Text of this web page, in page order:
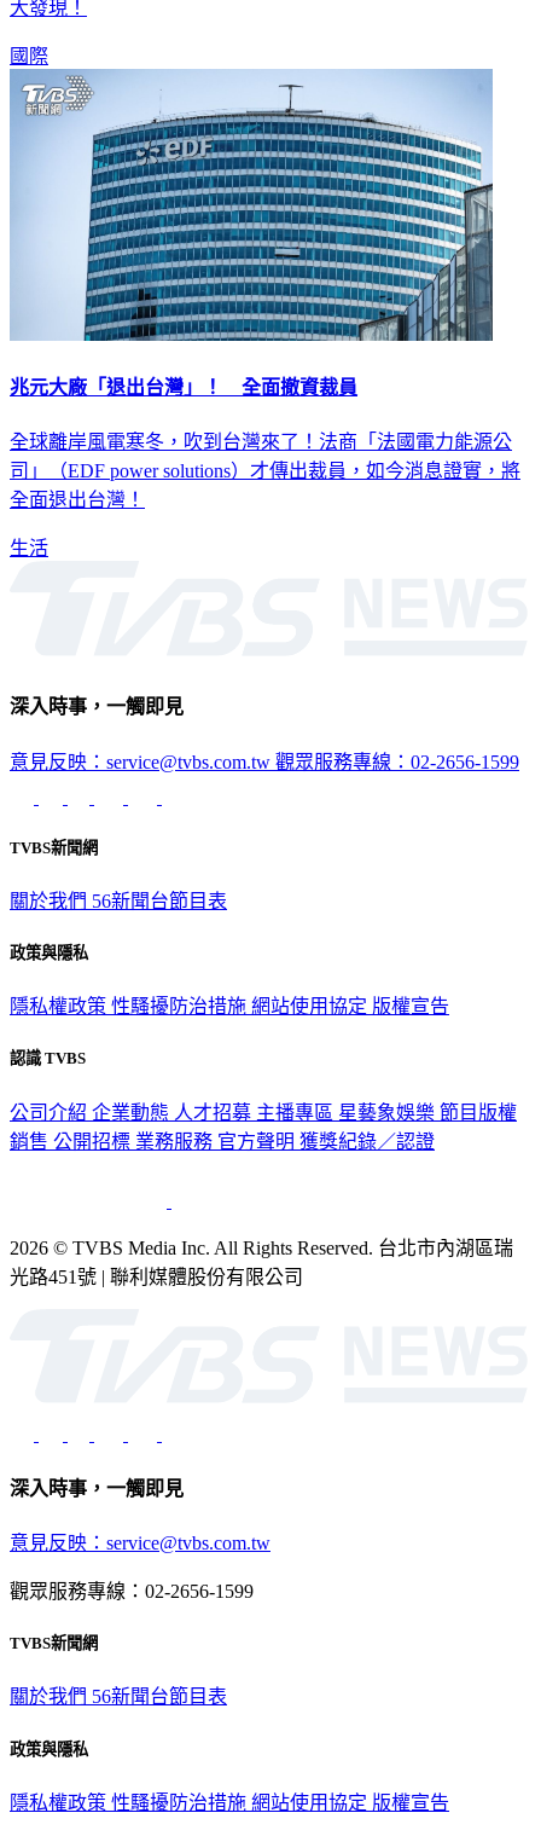
大發現！
國際
兆元大廠「退出台灣」！ 全面撤資裁員
全球離岸風電寒冬，吹到台灣來了！法商「法國電力能源公
司」（EDF power solutions）才傳出裁員，如今消息證實，將
全面退出台灣！
生活
深入時事，一觸即見
意見反映：service@tvbs.com.tw 觀眾服務專線：02-2656-1599
TVBS新聞網
關於我們 56新聞台節目表
政策與隱私
隱私權政策 性騷擾防治措施 網站使用協定 版權宣告
認識 TVBS
公司介紹 企業動態 人才招募 主播專區 星藝象娛樂 節目版權
銷售 公開招標 業務服務 官方聲明 獲獎紀錄／認證
2026 © TVBS Media Inc. All Rights Reserved. 台北市內湖區瑞
光路451號 | 聯利媒體股份有限公司
深入時事，一觸即見
意見反映：service@tvbs.com.tw
觀眾服務專線：02-2656-1599
TVBS新聞網
關於我們 56新聞台節目表
政策與隱私
隱私權政策 性騷擾防治措施 網站使用協定 版權宣告